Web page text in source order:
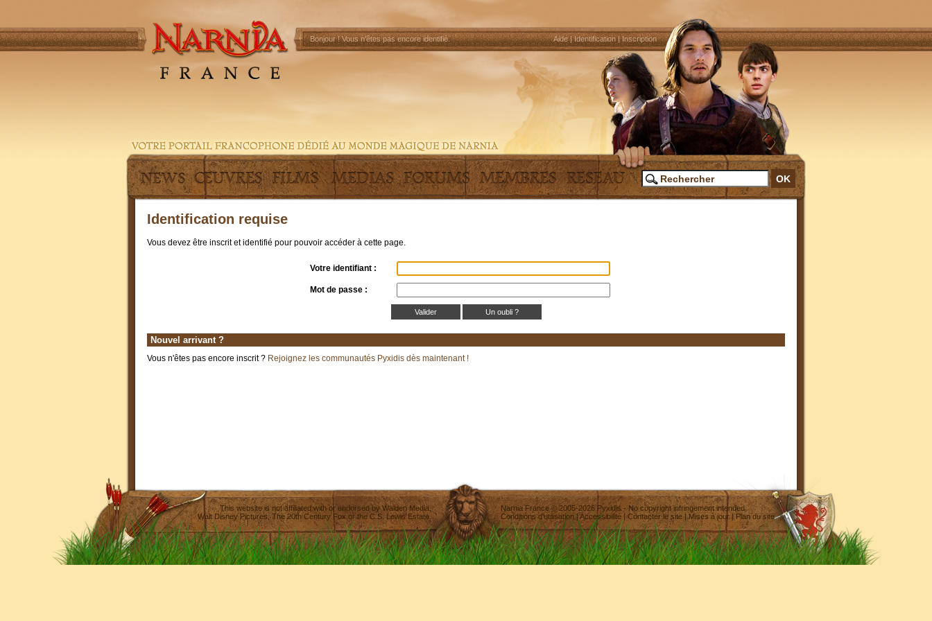
Bonjour !Vous n'êtes pas encore identifié. Aide|Identification|Inscription
Identification requise
Vous devez être inscrit et identifié pour pouvoir accéder à cette page.
Votre identifiant :
Mot de passe :
Un oubli ?
Nouvel arrivant ?
Vous n'êtes pas encore inscrit ? Rejoignez les communautés Pyxidis dès maintenant !
This website is not affiliated with or endorsed byWalden Media
Walt Disney Pictures,The 20th Century Fox or the C.S. Lewis Estate.
Narnia France ©2005-2026 Pyxidis- No copyright infringement intended
Conditions d'utilisation|Accessibilité| Contacter le site|Mises à jour| Plan du site